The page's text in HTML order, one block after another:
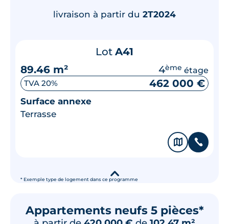
* Exemple type de logement dans ce programme
livraison à partir du 2T2024
Lot A41
89.46 m²
4ème étage
TVA 20% 462 000 €
Surface annexe
Terrasse
🗞 📞
▾
Appartements neufs 5 pièces*